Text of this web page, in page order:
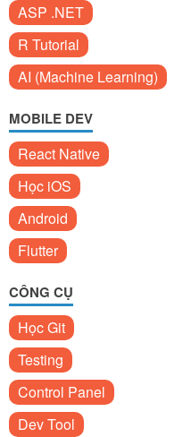
ASP .NET
R Tutorial
AI (Machine Learning)
MOBILE DEV
React Native
Học iOS
Android
Flutter
CÔNG CỤ
Học Git
Testing
Control Panel
Dev Tool